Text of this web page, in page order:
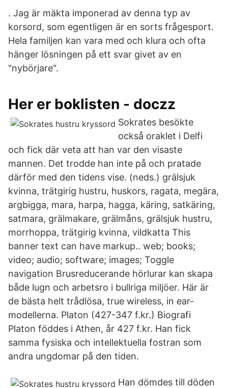
. Jag är mäkta imponerad av denna typ av
korsord, som egentligen är en sorts frågesport.
Hela familjen kan vara med och klura och ofta
hänger lösningen på ett svar givet av en
"nybörjare".
Her er boklisten - doczz
Sokrates besökte
också oraklet i Delfi
och fick där veta att han var den visaste
mannen. Det trodde han inte på och pratade
därför med den tidens vise. (neds.) grälsjuk
kvinna, trätgirig hustru, huskors, ragata, megära,
argbigga, mara, harpa, hagga, käring, satkäring,
satmara, grälmakare, grälmåns, grälsjuk hustru,
morrhoppa, trätgirig kvinna, vildkatta This
banner text can have markup.. web; books;
video; audio; software; images; Toggle
navigation Brusreducerande hörlurar kan skapa
både lugn och arbetsro i bullriga miljöer. Här är
de bästa helt trådlösa, true wireless, in ear-
modellerna. Platon (427-347 f.kr.) Biografi
Platon föddes i Athen, år 427 f.kr. Han fick
samma fysiska och intellektuella fostran som
andra ungdomar på den tiden.
Han dömdes till döden